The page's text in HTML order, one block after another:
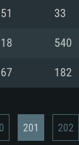
전체 클라
33
540
182
201 202